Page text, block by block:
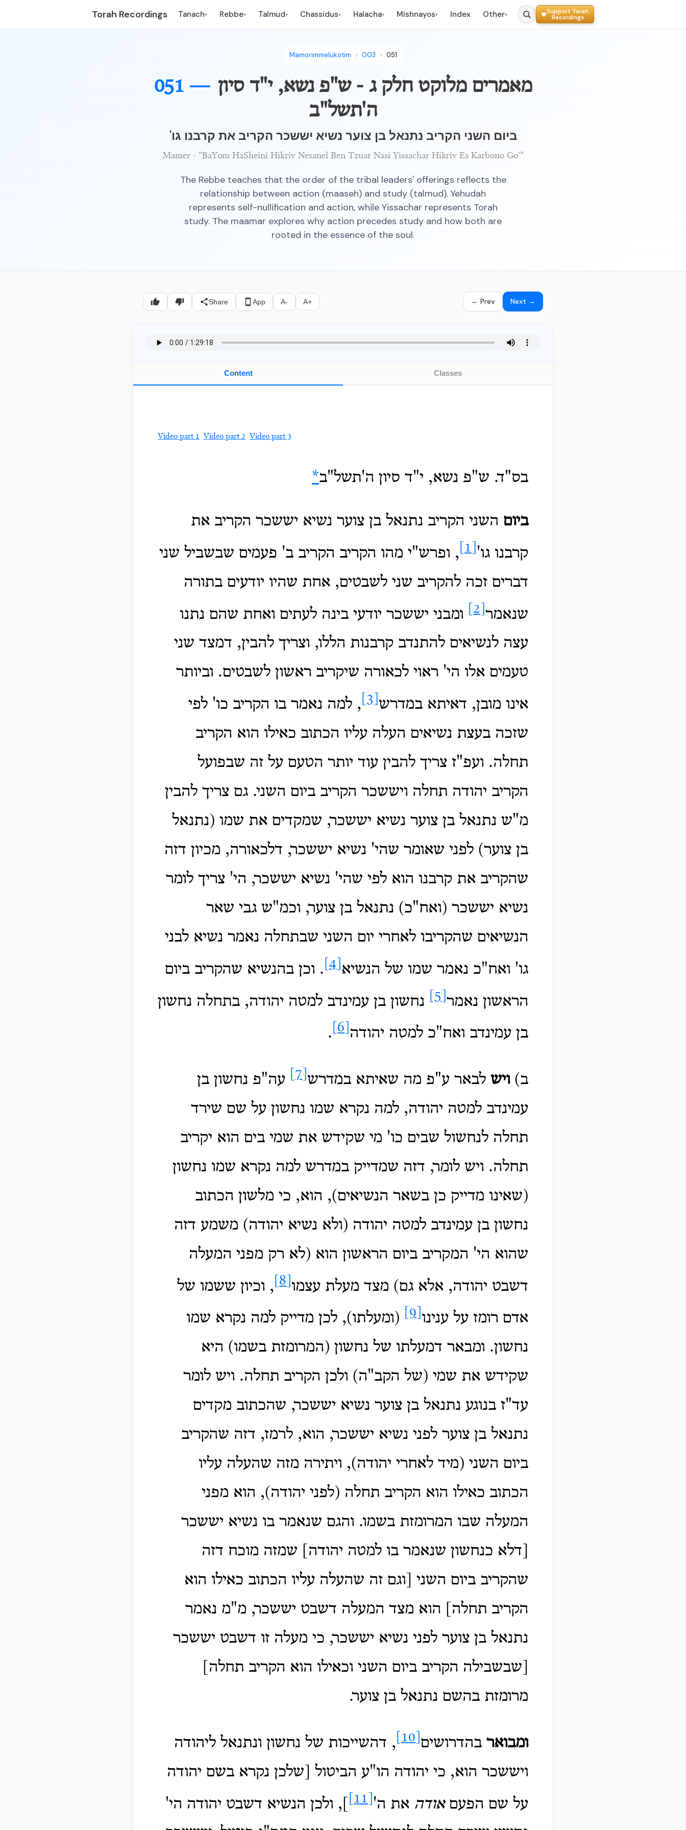
Torah Recordings Tanach▾ Rebbe▾ Talmud▾ Chassidus▾ Halacha▾ Mishnayos▾ Index Other▾
Support Torah
Recordings
Mamorimmelukotim 003 051
051 — מאמרים מלוקט חלק ג - ש"פ נשא, י"ד סיון
ה'תשל"ב
ביום השני הקריב נתנאל בן צוער נשיא יששכר הקריב את קרבנו גו'
Mamer - "BaYom HaSheini Hikriv Nesanel Ben Tzuar Nasi Yissachar Hikriv Es Karbono Go'"
The Rebbe teaches that the order of the tribal leaders' offerings reflects the
relationship between action (maaseh) and study (talmud). Yehudah
represents self-nullification and action, while Yissachar represents Torah
study. The maamar explores why action precedes study and how both are
rooted in the essence of the soul.
Share App A- A+ ← Prev Next →
Content Classes
Video part 1 Video part 2 Video part 3
בס"ד. ש"פ נשא, י"ד סיון ה'תשל"ב*
ביום השני הקריב נתנאל בן צוער נשיא יששכר הקריב את
קרבנו גו'
, ופרש"י מהו הקריב הקריב ב' פעמים שבשביל שני
דברים זכה להקריב שני לשבטים, אחת שהיו יודעים בתורה
שנאמר
ומבני יששכר יודעי בינה לעתים ואחת שהם נתנו
עצה לנשיאים להתנדב קרבנות הללו, וצריך להבין, דמצד שני
טעמים אלו הי' ראוי לכאורה שיקריב ראשון לשבטים. וביותר
אינו מובן, דאיתא במדרש
, למה נאמר בו הקריב כו' לפי
שזכה בעצת נשיאים העלה עליו הכתוב כאילו הוא הקריב
תחלה. ועפ"ז צריך להבין עוד יותר הטעם על זה שבפועל
הקריב יהודה תחלה ויששכר הקריב ביום השני. גם צריך להבין
מ"ש נתנאל בן צוער נשיא יששכר, שמקדים את שמו (נתנאל
בן צוער) לפני שאומר שהי' נשיא יששכר, דלכאורה, מכיון דזה
שהקריב את קרבנו הוא לפי שהי' נשיא יששכר, הי' צריך לומר
נשיא יששכר (ואח"כ) נתנאל בן צוער, וכמ"ש גבי שאר
הנשיאים שהקריבו לאחרי יום השני שבתחלה נאמר נשיא לבני
גו' ואח"כ נאמר שמו של הנשיא
. וכן בהנשיא שהקריב ביום
הראשון נאמר
נחשון בן עמינדב למטה יהודה, בתחלה נחשון
בן עמינדב ואח"כ למטה יהודה
.
ב)ויש לבאר ע"פ מה שאיתא במדרש
עה"פ נחשון בן
עמינדב למטה יהודה, למה נקרא שמו נחשון על שם שירד
תחלה לנחשול שבים כו' מי שקידש את שמי בים הוא יקריב
תחלה. ויש לומר, דזה שמדייק במדרש למה נקרא שמו נחשון
(שאינו מדייק כן בשאר הנשיאים), הוא, כי מלשון הכתוב
נחשון בן עמינדב למטה יהודה (ולא נשיא יהודה) משמע דזה
שהוא הי' המקריב ביום הראשון הוא (לא רק מפני המעלה
דשבט יהודה, אלא גם) מצד מעלת עצמו
, וכיון ששמו של
אדם רומז על ענינו
(ומעלתו), לכן מדייק למה נקרא שמו
נחשון. ומבאר דמעלתו של נחשון (המרומזת בשמו) היא
שקידש את שמי (של הקב"ה) ולכן הקריב תחלה. ויש לומר
עד"ז בנוגע נתנאל בן צוער נשיא יששכר, שהכתוב מקדים
נתנאל בן צוער לפני נשיא יששכר, הוא, לרמז, דזה שהקריב
ביום השני (מיד לאחרי יהודה), ויתירה מזה שהעלה עליו
הכתוב כאילו הוא הקריב תחלה (לפני יהודה), הוא מפני
המעלה שבו המרומזת בשמו. והגם שנאמר בו נשיא יששכר
[דלא כנחשון שנאמר בו למטה יהודה] שמזה מוכח דזה
שהקריב ביום השני [וגם זה שהעלה עליו הכתוב כאילו הוא
הקריב תחלה] הוא מצד המעלה דשבט יששכר, מ"מ נאמר
נתנאל בן צוער לפני נשיא יששכר, כי מעלה זו דשבט יששכר
[שבשבילה הקריב ביום השני וכאילו הוא הקריב תחלה]
מרומזת בהשם נתנאל בן צוער.
ומבואר בהדרושים
, דהשייכות של נחשון ונתנאל ליהודה
ויששכר הוא, כי יהודה הו"ע הביטול [שלכן נקרא בשם יהודה
על שם הפעםאודה את ה'
], ולכן הנשיא דשבט יהודה הי'